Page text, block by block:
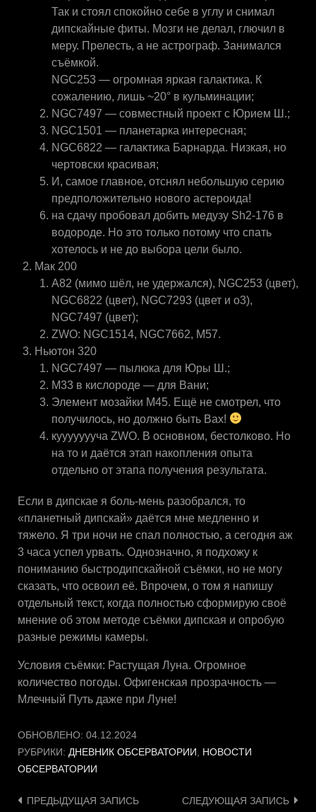
Так и стоял спокойно себе в углу и снимал
дипскайные фиты. Мозги не делал, глючил в
меру. Прелесть, а не астрограф. Занимался
съёмкой.
NGC253 — огромная яркая галактика. К
сожалению, лишь ~20° в кульминации;
NGC7497 — совместный проект с Юрием Ш.;
NGC1501 — планетарка интересная;
NGC6822 — галактика Барнарда. Низкая, но
чертовски красивая;
И, самое главное, отснял небольшую серию
предположительно нового астероида!
на сдачу пробовал добить медузу Sh2-176 в
водороде. Но это только потому что спать
хотелось и не до выбора цели было.
Мак 200
A82 (мимо шёл, не удержался), NGC253 (цвет),
NGC6822 (цвет), NGC7293 (цвет и o3),
NGC7497 (цвет);
ZWO: NGC1514, NGC7662, M57.
Ньютон 320
NGC7497 — пылюка для Юры Ш.;
M33 в кислороде — для Вани;
Элемент мозайки M45. Ещё не смотрел, что
получилось, но должно быть Вах!
куууууууча ZWO. В основном, бестолково. Но
на то и даётся этап накопления опыта
отдельно от этапа получения результата.
Если в дипскае я боль-мень разобрался, то
«планетный дипскай» даётся мне медленно и
тяжело. Я три ночи не спал полностью, а сегодня аж
3 часа успел урвать. Однозначно, я подхожу к
пониманию быстродипскайной съёмки, но не могу
сказать, что освоил её. Впрочем, о том я напишу
отдельный текст, когда полностью сформирую своё
мнение об этом методе съёмки дипская и опробую
разные режимы камеры.
Условия съёмки: Растущая Луна. Огромное
количество погоды. Офигенская прозрачность —
Млечный Путь даже при Луне!
ОБНОВЛЕНО: 04.12.2024
РУБРИКИ: ДНЕВНИК ОБСЕРВАТОРИИ
НОВОСТИ
ОБСЕРВАТОРИИ
Навигация
ПРЕДЫДУЩАЯ ЗАПИСЬ СЛЕДУЮЩАЯ ЗАПИСЬ